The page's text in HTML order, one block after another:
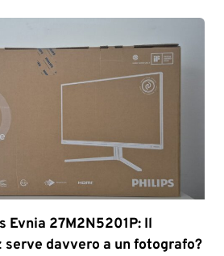
Evnia 27M2N5201P: Il
davvero a un fotografo?